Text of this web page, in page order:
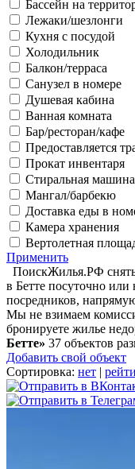
Бассейн на
Лежаки/шезлонги
Кухня с посудой
Холодильник
Балкон/терраса
Санузел в номере
Душевая кабина
Ванная комната
Бар/ресторан/кафе
Предоставляется
Прокат инвентаря
Стиральная машина
Мангал/барбекю
Доставка еды в
Камера хранения
Вертолетная
Применить
ПоискЖилья.РФ
в Бетте посуточно
посредников,
Мы не взимаем
бронируете жилье
Бетте» 37 объектов
Добавить свой объект
Сортировка: нет |